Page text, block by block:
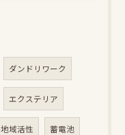
ダンドリワーク
エクステリア
地域活性 蓄電池